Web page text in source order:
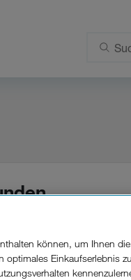
"Kundendetails -
können, um Ihnen
optimales Einkaufserlebnis